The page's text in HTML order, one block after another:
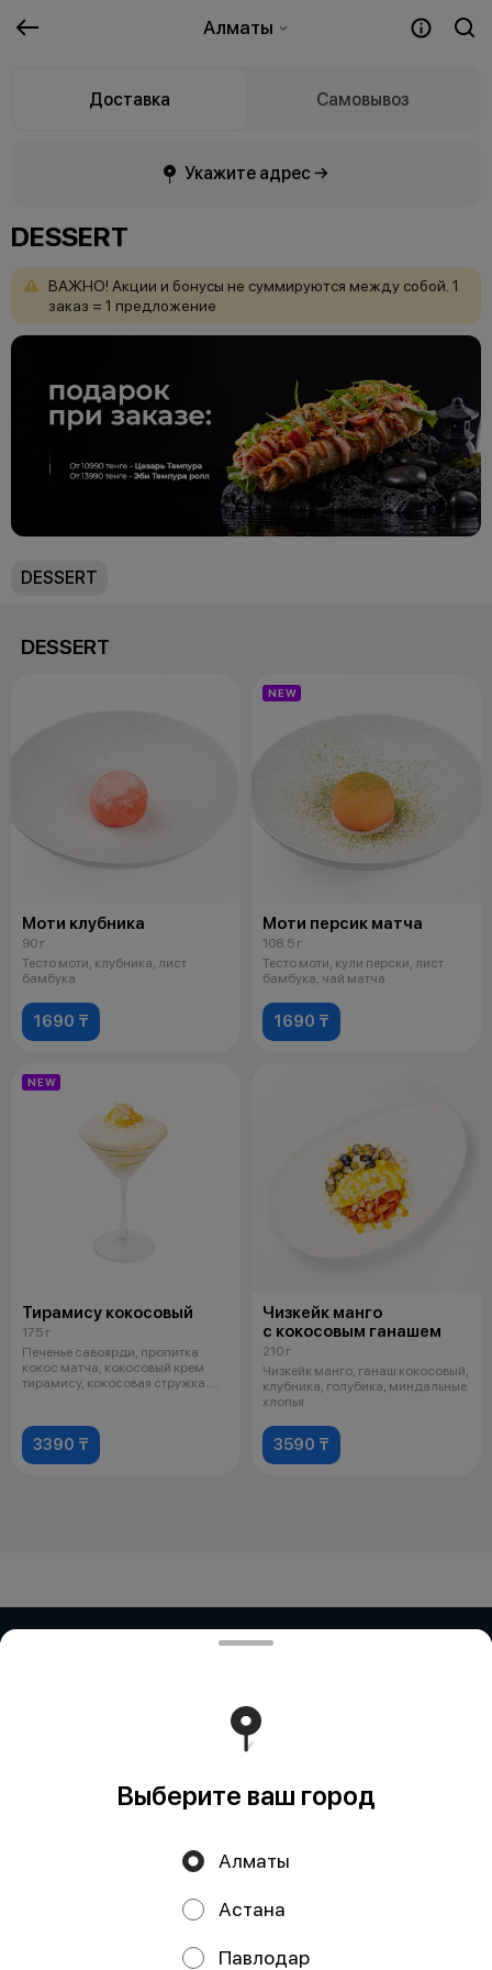
Алматы
Доставка Самовывоз
Укажите адрес →
DESSERT
ВАЖНО! Акции и бонусы не суммируются между собой. 1
заказ = 1 предложение
DESSERT
DESSERT
Моти клубника
90 г
Тесто моти, клубника, лист
бамбука
1690 ₸
NEW
Моти персик матча
108.5 г
Тесто моти, кули перски, лист
бамбука, чай матча
1690 ₸
NEW
Тирамису кокосовый
175 г
Печенье савоярди, пропитка
кокос матча, кокосовый крем
тирамису, кокосовая стружка.
3390 ₸
Чизкейк манго
с кокосовым ганашем
210 г
Чизкейк манго, ганаш кокосовый,
клубника, голубика, миндальные
хлопья
3590 ₸
ИП ДУБИНИНА / ИП ЗБИРУН / ИП
БИН:871015450730 ИП ART COR - БИН:970312451058
Работает на эффективном ядре
Политика конфиденциальности
Выберите ваш город
Алматы
Астана
Павлодар